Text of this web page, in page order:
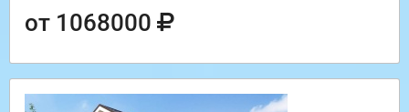
от 1068000